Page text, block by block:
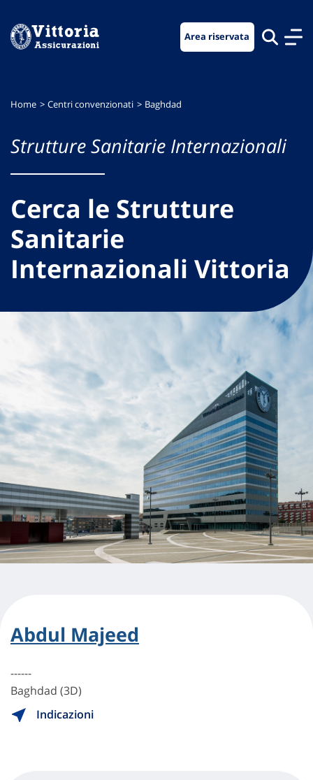
menu
contenuto
footer
Area riservata
Home Centri convenzionati Baghdad
Strutture Sanitarie Internazionali
Cerca le Strutture
Sanitarie
Internazionali Vittoria
Abdul Majeed
------
Baghdad (3D)
Indicazioni